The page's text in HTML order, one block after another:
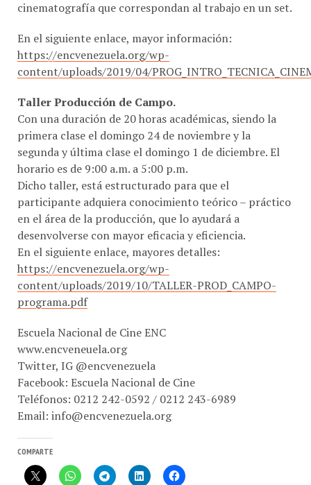
https://encvenezuela.org/wp-
content/uploads/2019/04/
Con una duración de 20 horas académicas, siendo la
primera clase el domingo 24 de noviembre y la
segunda y última clase el domingo 1 de diciembre. El
horario es de 9:00 a.m. a 5:00 p.m.
Dicho taller, está estructurado para que el
participante adquiera conocimiento teórico – práctico
en el área de la producción, que lo ayudará a
desenvolverse con mayor eficacia y eficiencia.
En el siguiente enlace, mayores detalles:
https://encvenezuela.org/wp-
content/uploads/2019/10/TALLER-PROD_CAMPO-
programa.pdf
www.encveneuela.org
Twitter, IG @encvenezuela
Facebook: Escuela Nacional de Cine
Teléfonos: 0212 242-0592 / 0212 243-6989
Email:info@encvenezuela.org